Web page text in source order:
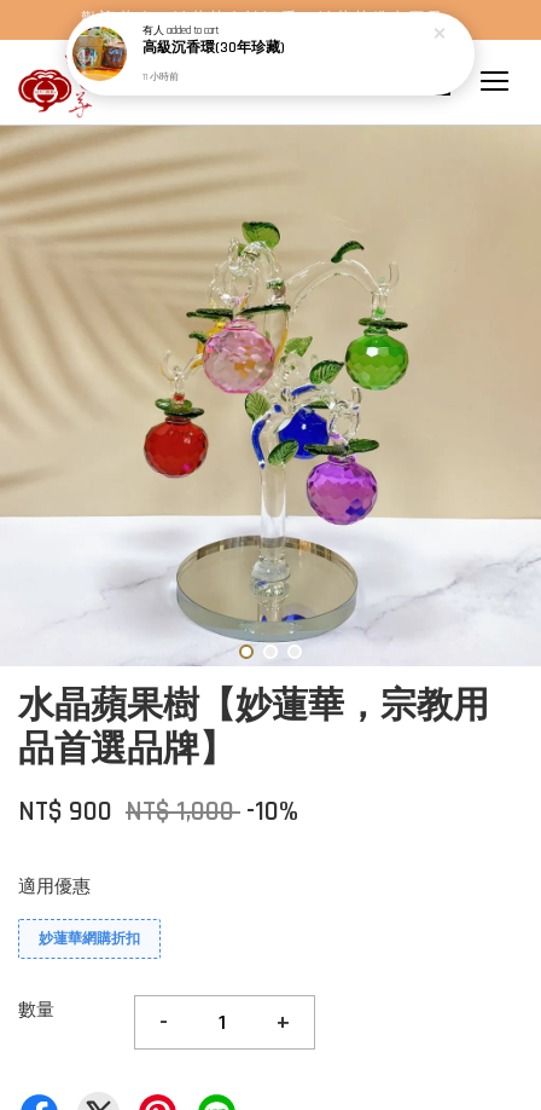
歡迎蒞臨，妙蓮華奇楠沉香，妙蓮華佛事用品。
水晶蘋果樹【妙蓮華，宗教用
品首選品牌】
NT$ 900 NT$ 1,000 -10%
適用優惠
妙蓮華網購折扣
數量 - +
有人 added to cart
高級沉香環(30年珍藏)
11 小時前